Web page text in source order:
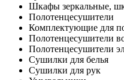
Шкафы зеркальные,
Полотенцесушители
Комплектующие для
Полотенцесушители
Полотенцесушители
Сушилки для белья
Сушилки для рук